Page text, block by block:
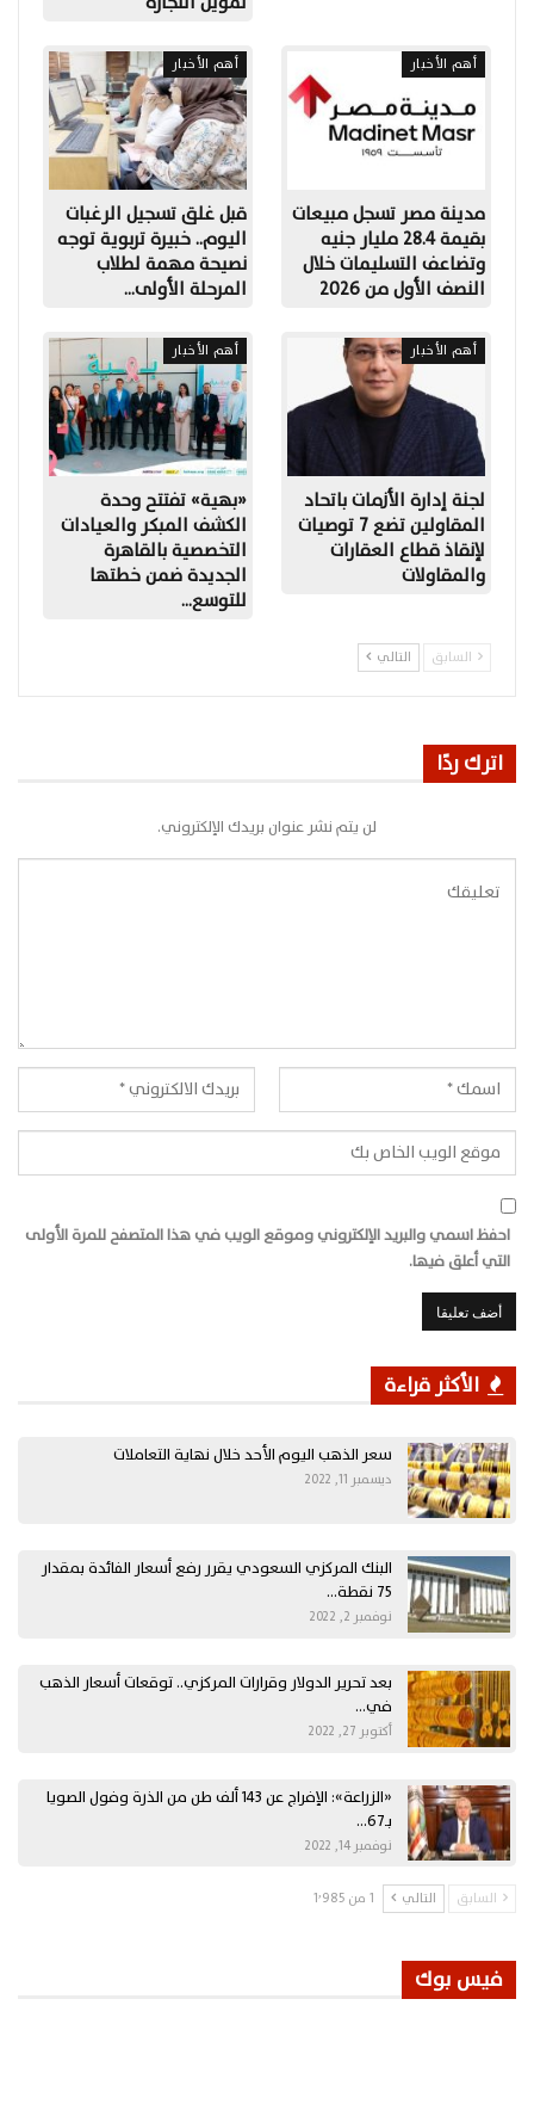
أهم الأخبار
مدينة مصر تسجل مبيعات
بقيمة 28.4 مليار جنيه
وتضاعف التسليمات خلال
النصف الأول من 2026
أهم الأخبار
قبل غلق تسجيل الرغبات
اليوم.. خبيرة تربوية توجه
نصيحة مهمة لطلاب
المرحلة الأولى…
أهم الأخبار
لجنة إدارة الأزمات باتحاد
المقاولين تضع 7 توصيات
لإنقاذ قطاع العقارات
والمقاولات
أهم الأخبار
«بهية» تفتتح وحدة
الكشف المبكر والعيادات
التخصصية بالقاهرة
الجديدة ضمن خطتها
للتوسع…
السابق التالي
اترك ردًا
لن يتم نشر عنوان بريدك الإلكتروني.
احفظ اسمي والبريد الإلكتروني وموقع الويب في هذا المتصفح للمرة الأولى
التي أعلق فيها.
الأكثر قراءة
سعر الذهب اليوم الأحد خلال نهاية التعاملات
ديسمبر 11, 2022
البنك المركزي السعودي يقرر رفع أسعار الفائدة بمقدار
75 نقطة…
نوفمبر 2, 2022
بعد تحرير الدولار وقرارات المركزي.. توقعات أسعار الذهب
في…
أكتوبر 27, 2022
«الزراعة»: الإفراج عن 143 ألف طن من الذرة وفول الصويا
بـ67…
نوفمبر 14, 2022
السابق التالي 1 من 1٬985
فيس بوك